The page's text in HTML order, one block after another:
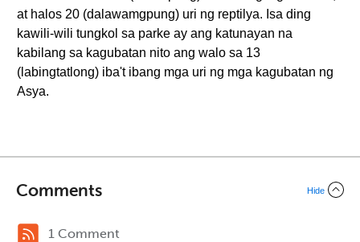
at halos 20 (dalawamgpung) uri ng reptilya. Isa ding
kawili-wili tungkol sa parke ay ang katunayan na
kabilang sa kagubatan nito ang walo sa 13
(labingtatlong) iba't ibang mga uri ng mga kagubatan ng
Asya.
Comments Hide
1 Comment